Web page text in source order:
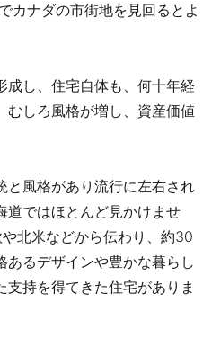
カナダの市街地を見回るとよ
成し、住宅自体も、何十年経
むしろ風格が増し、資産価値
と風格があり流行に左右され
道ではほとんど見かけませ
北米などから伝わり、約30
るデザインや豊かな暮らし
持を得てきた住宅がありま